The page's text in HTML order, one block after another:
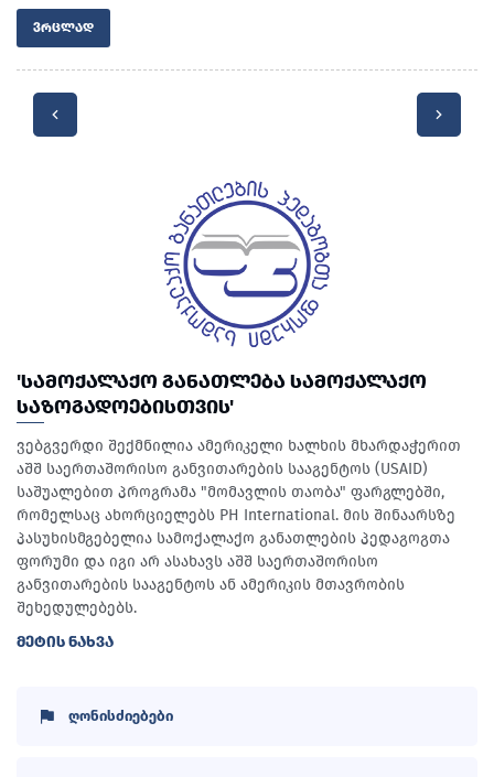
ᲕᲠᲪᲚᲐᲓ
'ᲡᲐᲛᲝᲥᲐᲚᲐᲥᲝ ᲒᲐᲜᲐᲗᲚᲔᲑᲐ ᲡᲐᲛᲝᲥᲐᲚᲐᲥᲝ
ᲡᲐᲖᲝᲒᲐᲓᲝᲔᲑᲘᲡᲗᲕᲘᲡ'
ვებგვერდი შექმნილია ამერიკელი ხალხის მხარდაჭერით
აშშ საერთაშორისო განვითარების სააგენტოს (USAID)
საშუალებით პროგრამა "მომავლის თაობა" ფარგლებში,
რომელსაც ახორციელებს PH International. მის შინაარსზე
პასუხისმგებელია სამოქალაქო განათლების პედაგოგთა
ფორუმი და იგი არ ასახავს აშშ საერთაშორისო
განვითარების სააგენტოს ან ამერიკის მთავრობის
შეხედულებებს.
ᲛᲔᲢᲘᲡ ᲜᲐᲮᲕᲐ
ღონისძიებები